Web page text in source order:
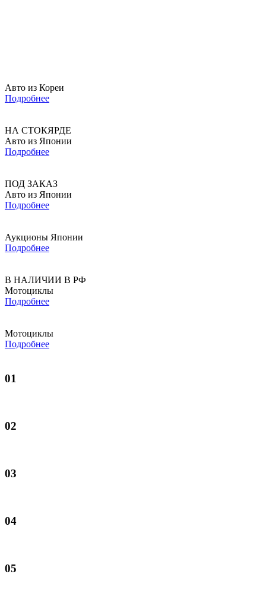
Авто из Кореи
Подробнее
НА СТОКЯРДЕ
Авто из Японии
Подробнее
ПОД ЗАКАЗ
Авто из Японии
Подробнее
Аукционы Японии
Подробнее
В НАЛИЧИИ В РФ
Мотоциклы
Подробнее
Мотоциклы
Подробнее
01
02
03
04
05